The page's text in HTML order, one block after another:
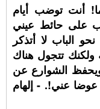
أنت توضب أيام
على حائط عيني
الباب لا أتذكر
ولكنك تتجول هناك
الشوارع عن
عني!. - إلهام